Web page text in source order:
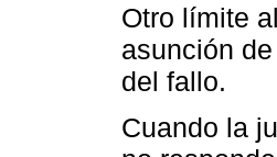
Otro límite
asunción
del fallo.
Cuando la